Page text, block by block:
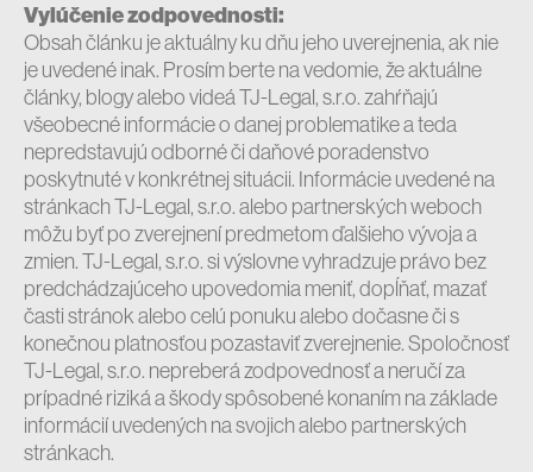
Vylúčenie zodpovednosti:
Obsah článku je aktuálny ku dňu jeho uverejnenia, ak nie
je uvedené inak. Prosím berte na vedomie, že aktuálne
články, blogy alebo videá TJ-Legal, s.r.o. zahŕňajú
všeobecné informácie o danej problematike a teda
nepredstavujú odborné či daňové poradenstvo
poskytnuté v konkrétnej situácii. Informácie uvedené na
stránkach TJ-Legal, s.r.o. alebo partnerských weboch
môžu byť po zverejnení predmetom ďalšieho vývoja a
zmien. TJ-Legal, s.r.o. si výslovne vyhradzuje právo bez
predchádzajúceho upovedomia meniť, dopĺňať, mazať
časti stránok alebo celú ponuku alebo dočasne či s
konečnou platnosťou pozastaviť zverejnenie. Spoločnosť
TJ-Legal, s.r.o. nepreberá zodpovednosť a neručí za
prípadné riziká a škody spôsobené konaním na základe
informácií uvedených na svojich alebo partnerských
stránkach.